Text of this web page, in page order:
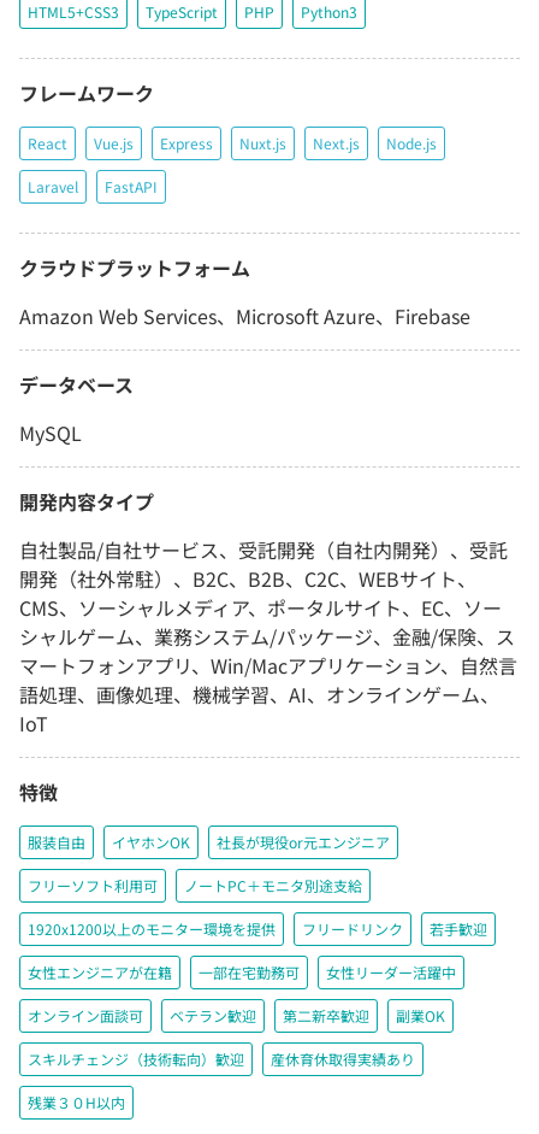
HTML5+CSS3 TypeScript PHP Python3
フレームワーク
React Vue.js Express Nuxt.js Next.js Node.js
Laravel FastAPI
クラウドプラットフォーム
Amazon Web Services、Microsoft Azure、Firebase
データベース
MySQL
開発内容タイプ
自社製品/自社サービス、受託開発（自社内開発）、受託
開発（社外常駐）、B2C、B2B、C2C、WEBサイト、
CMS、ソーシャルメディア、ポータルサイト、EC、ソー
シャルゲーム、業務システム/パッケージ、金融/保険、ス
マートフォンアプリ、Win/Macアプリケーション、自然言
語処理、画像処理、機械学習、AI、オンラインゲーム、
IoT
特徴
服装自由 イヤホンOK 社長が現役or元エンジニア
フリーソフト利用可 ノートPC＋モニタ別途支給
1920x1200以上のモニター環境を提供 フリードリンク 若手歓迎
女性エンジニアが在籍 一部在宅勤務可 女性リーダー活躍中
オンライン面談可 ベテラン歓迎 第二新卒歓迎 副業OK
スキルチェンジ（技術転向）歓迎 産休育休取得実績あり
残業３０H以内